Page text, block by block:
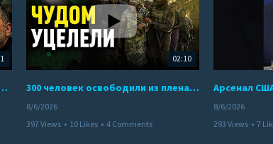
режима в Карабахе
02:10
300 человек освободили из плена террористов. Невероятная история спасения
8/6/2026
397 Views • 10 Likes • 4 Comments
8/6/2026
293 Views • 7